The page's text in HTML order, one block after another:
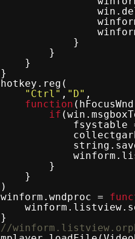
}
}
}
}
hotkey.reg(
"Ctrl" , "D" ,
function
if
fsystable
}
}
)
winform.wndproc =
}
//